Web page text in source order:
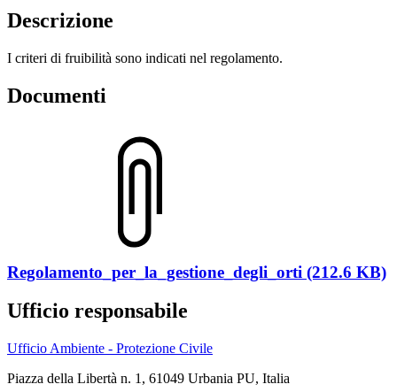
Descrizione
I criteri di fruibilità sono indicati nel regolamento.
Documenti
Regolamento_per_la_gestione_degli_orti (212.6 KB)
Ufficio responsabile
Ufficio Ambiente - Protezione Civile
Piazza della Libertà n. 1, 61049 Urbania PU, Italia